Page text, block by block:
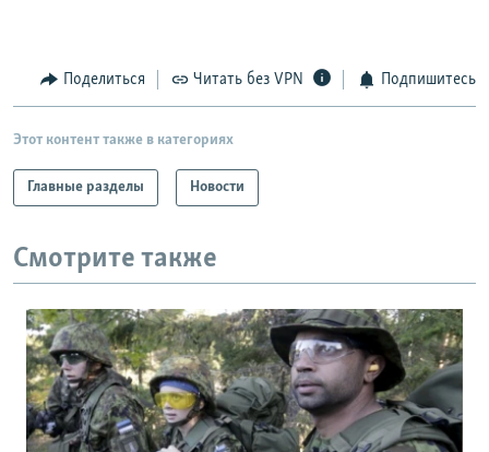
Поделиться Читать без VPN Подпишитесь
Этот контент также в категориях
Главные разделы Новости
Смотрите также